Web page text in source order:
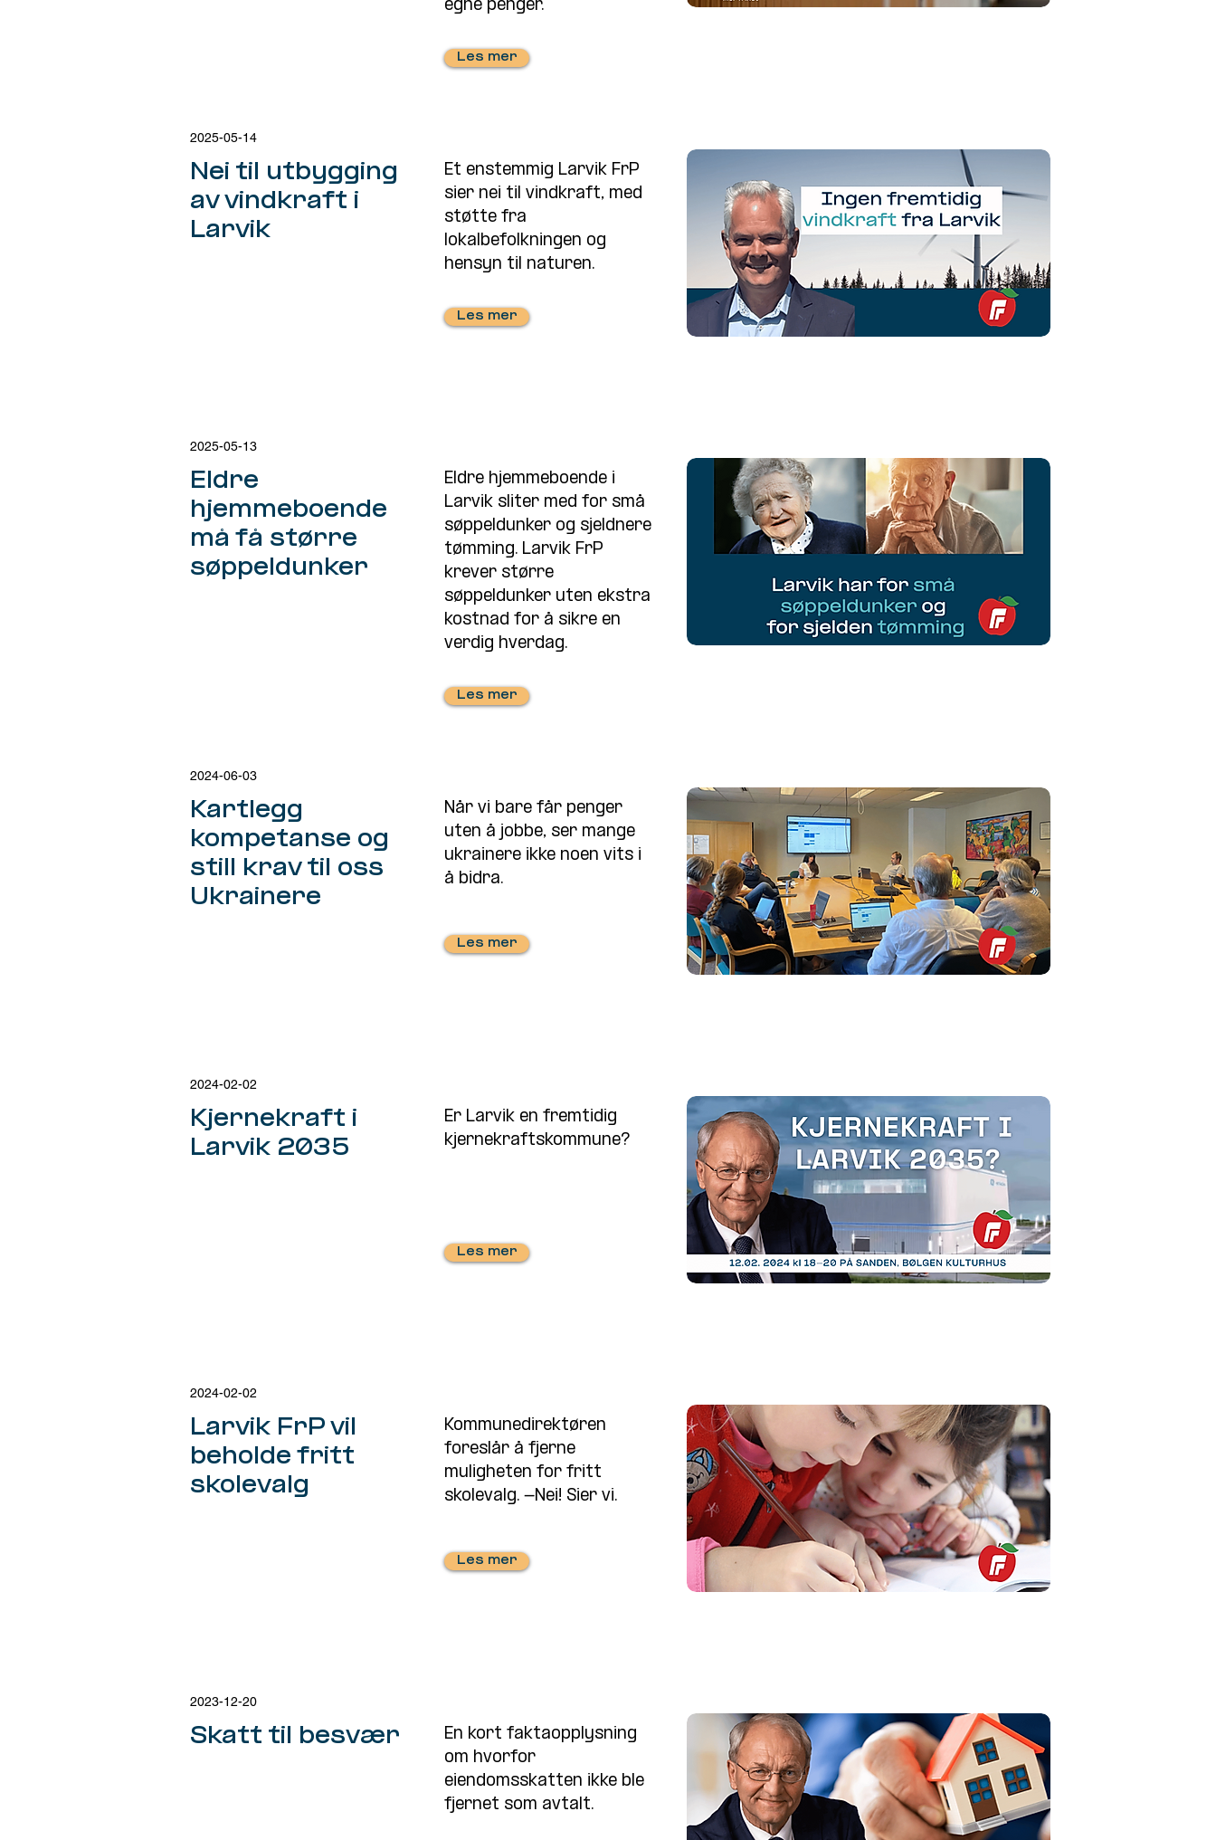
egne penger.
Les mer
2025-05-14
Nei til utbygging
av vindkraft i
Larvik
Et enstemmig Larvik FrP
sier nei til vindkraft, med
støtte fra
lokalbefolkningen og
hensyn til naturen.
Les mer
2025-05-13
Eldre
hjemmeboende
må få større
søppeldunker
Eldre hjemmeboende i
Larvik sliter med for små
søppeldunker og sjeldnere
tømming. Larvik FrP
krever større
søppeldunker uten ekstra
kostnad for å sikre en
verdig hverdag.
Les mer
2024-06-03
Kartlegg
kompetanse og
still krav til oss
Ukrainere
Når vi bare får penger
uten å jobbe, ser mange
ukrainere ikke noen vits i
å bidra.
Les mer
2024-02-02
Kjernekraft i
Larvik 2035
Er Larvik en fremtidig
kjernekraftskommune?
Les mer
2024-02-02
Larvik FrP vil
beholde fritt
skolevalg
Kommunedirektøren
foreslår å fjerne
muligheten for fritt
skolevalg. -Nei! Sier vi.
Les mer
2023-12-20
Skatt til besvær
En kort faktaopplysning
om hvorfor
eiendomsskatten ikke ble
fjernet som avtalt.